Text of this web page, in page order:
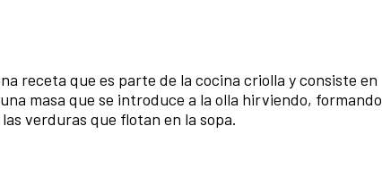
receta que es parte de la cocina criolla y consiste en
masa que se introduce a la olla hirviendo, formando
verduras que flotan en la sopa.